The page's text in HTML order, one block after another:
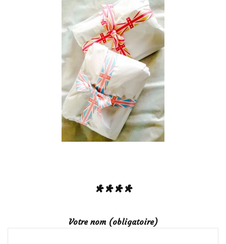
****
Votre nom (obligatoire)